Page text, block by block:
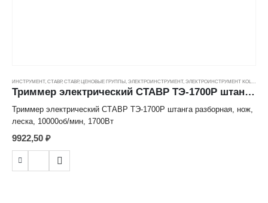
ИНСТРУМЕНТ, СТАВР, СТАВР, ЦЕНОВЫЕ ГРУППЫ ЭЛЕКТРОИНСТРУМЕНТ, ЭЛЕКТРОИНСТРУМЕНТ KOLNER
Триммер электрический СТАВР ТЭ-1700Р штанга разборная, нож, леска, 10000об/мин, 1700Вт
Триммер электрический СТАВР ТЭ-1700Р штанга разборная, нож,
леска, 10000об/мин, 1700Вт
9922,50 ₽